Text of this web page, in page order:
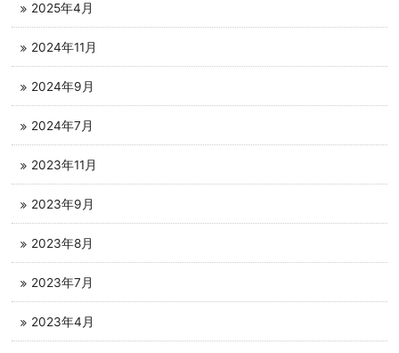
2025年4月
2024年11月
2024年9月
2024年7月
2023年11月
2023年9月
2023年8月
2023年7月
2023年4月